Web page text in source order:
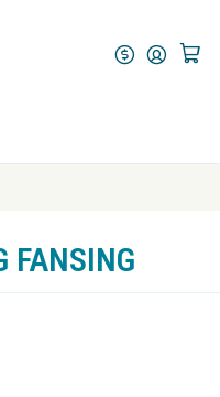
FANSING